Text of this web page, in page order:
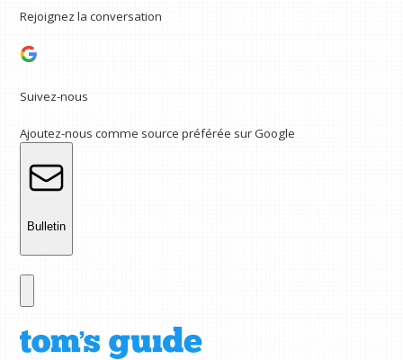
Rejoignez la conversation
Suivez-nous
Ajoutez-nous comme source préférée sur Google
Bulletin